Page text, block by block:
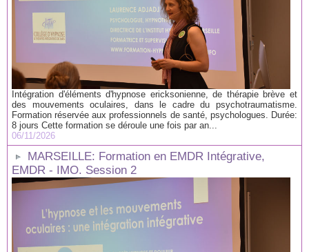
Intégration d'éléments d'hypnose ericksonienne, de thérapie brève et
des mouvements oculaires, dans le cadre du psychotraumatisme.
Formation réservée aux professionnels de santé, psychologues. Durée:
8 jours Cette formation se déroule une fois par an...
06/11/2026
MARSEILLE: Formation en EMDR Intégrative,
EMDR - IMO. Session 2